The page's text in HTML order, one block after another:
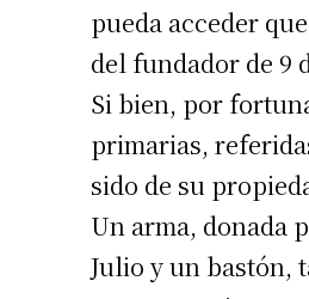
pueda acceder
del fundador de 9
Si bien, por
primarias,
sido de su
Un arma, donada
Julio y un bastón,